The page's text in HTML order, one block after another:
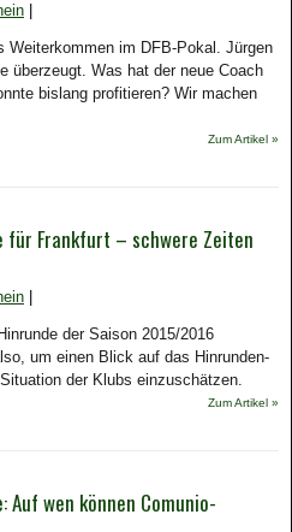
im DFB-Pokal. Jürgen
überzeugt. Was hat der neue Coach
bislang profitieren? Wir machen
Zum Artikel »
für Frankfurt – schwere Zeiten
der Saison 2015/2016
um einen Blick auf das Hinrunden-
der Klubs einzuschätzen.
Zum Artikel »
wen können Comunio-